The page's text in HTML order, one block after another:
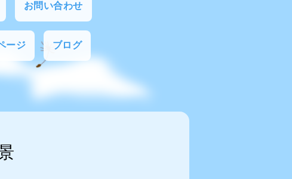
お問い合わせ
ージ ブログ